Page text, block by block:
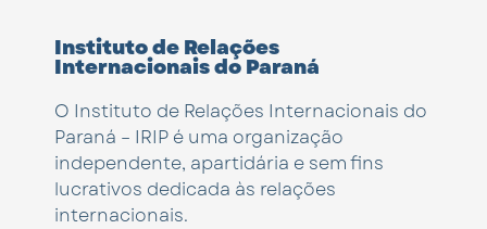
Instituto de Relações
Internacionais do Paraná
O Instituto de Relações Internacionais do
Paraná – IRIP é uma organização
independente, apartidária e sem fins
lucrativos dedicada às relações
internacionais.